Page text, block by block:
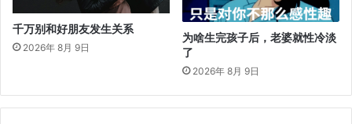
千万别和好朋友发生关系
2026年 8月 9日
为啥生完孩子后，老婆就性冷淡
了
2026年 8月 9日